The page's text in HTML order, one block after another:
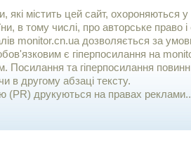
які містить цей сайт, охороняються у
в тому числі, про авторське право і
monitor.cn.ua дозволяється за
є гiперпосилання на
Посилання та гіперпосилання
в другому абзаці тексту.
(PR) друкуються на правах реклами..